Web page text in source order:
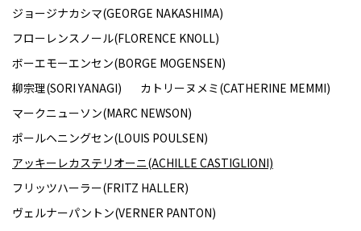
ジョージナカシマ(GEORGE NAKASHIMA)
フローレンスノール(FLORENCE KNOLL)
ボーエモーエンセン(BORGE MOGENSEN)
柳宗理(SORI YANAGI)
カトリーヌメミ(CATHERINE MEMMI)
マークニューソン(MARC NEWSON)
ポールヘニングセン(LOUIS POULSEN)
アッキーレカステリオーニ(ACHILLE CASTIGLIONI)
フリッツハーラー(FRITZ HALLER)
ヴェルナーパントン(VERNER PANTON)